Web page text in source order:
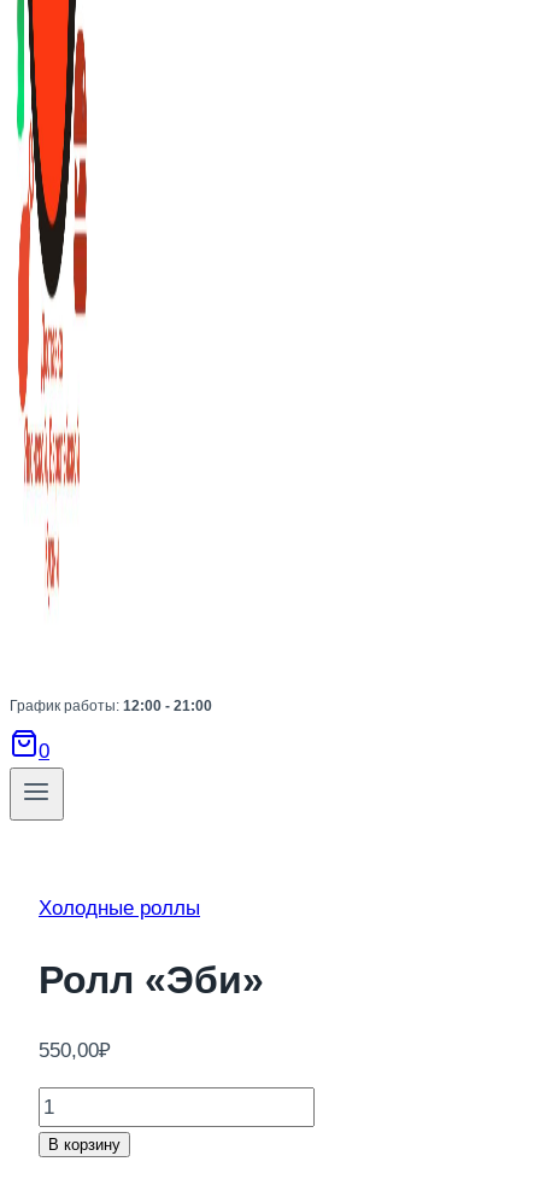
График работы: 12:00 - 21:00
0
Холодные роллы
Ролл «Эби»
550,00₽
Количество
товара
В корзину